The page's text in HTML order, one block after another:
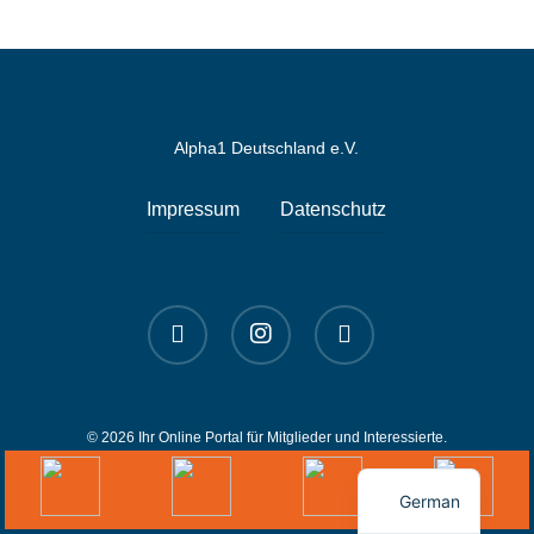
Alpha1 Deutschland e.V.
Impressum Datenschutz
linkedin instagram spotify
© 2026 Ihr Online Portal für Mitglieder und Interessierte.
German
English